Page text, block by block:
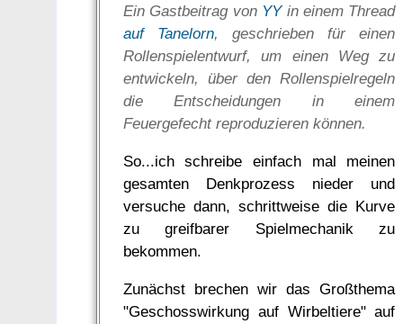
Ein Gastbeitrag von YYin einem Thread
auf Tanelorn, geschrieben für einen
Rollenspielentwurf, um einen Weg zu
entwickeln, über den Rollenspielregeln
die Entscheidungen in einem
Feuergefecht reproduzieren können.
So...ich schreibe einfach mal meinen
gesamten Denkprozess nieder und
versuche dann, schrittweise die Kurve
zu greifbarer Spielmechanik zu
bekommen.
Zunächst brechen wir das Großthema
"Geschosswirkung auf Wirbeltiere" auf